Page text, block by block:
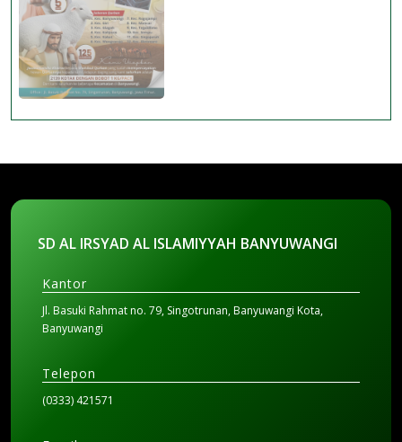
SD AL IRSYAD AL ISLAMIYYAH BANYUWANGI
Kantor
Jl. Basuki Rahmat no. 79, Singotrunan, Banyuwangi Kota,
Banyuwangi
Telepon
(0333) 421571